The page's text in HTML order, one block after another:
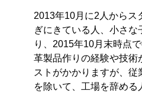
2013年10月に2人からス
ぎにきている人、小さ
り、2015年10月末時点
革製品作りの経験や技術
ストがかかりますが、
を除いて、工場を辞め